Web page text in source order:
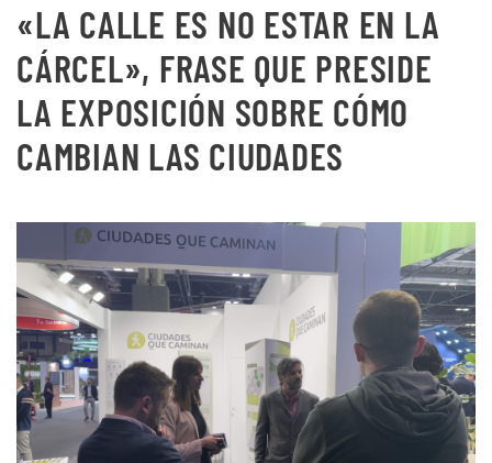
«LA CALLE ES NO ESTAR EN LA
CÁRCEL», FRASE QUE PRESIDE
LA EXPOSICIÓN SOBRE CÓMO
CAMBIAN LAS CIUDADES